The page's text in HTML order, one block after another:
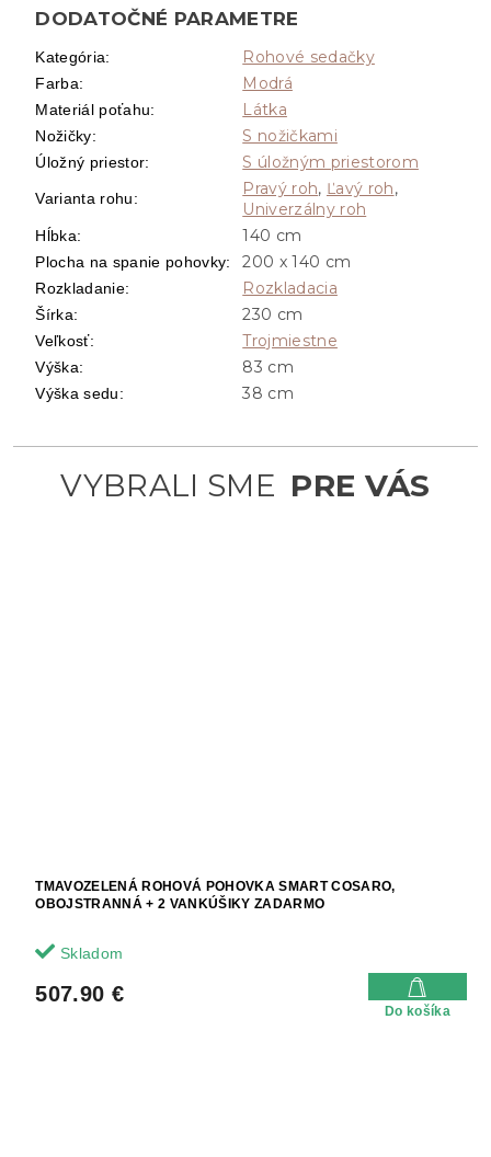
TMAVOZELENÁ ROHOVÁ POHOVKA SMART COSARO,
OBOJSTRANNÁ + 2 VANKÚŠIKY ZADARMO
Skladom
507.90 €
Do košíka
DODATOČNÉ PARAMETRE
Kategória: Rohové sedačky
Farba: Modrá
Materiál poťahu: Látka
Nožičky: S nožičkami
Úložný priestor: S úložným priestorom
Varianta rohu: Pravý roh, Ľavý roh,
Univerzálny roh
Hĺbka: 140 cm
Plocha na spanie pohovky: 200 x 140 cm
Rozkladanie: Rozkladacia
Šírka: 230 cm
Veľkosť: Trojmiestne
Výška: 83 cm
Výška sedu: 38 cm